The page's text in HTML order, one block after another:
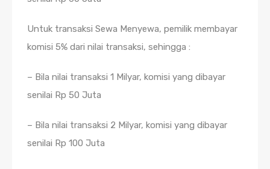
Untuk transaksi Sewa Menyewa, pemilik membayar
komisi 5% dari nilai transaksi, sehingga :
– Bila nilai transaksi 1 Milyar, komisi yang dibayar
senilai Rp 50 Juta
– Bila nilai transaksi 2 Milyar, komisi yang dibayar
senilai Rp 100 Juta